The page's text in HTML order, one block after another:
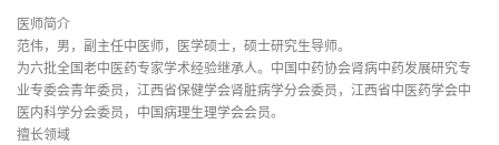
医师简介
范伟，男，副主任中医师，医学硕士，硕士研究生导师。
为六批全国老中医药专家学术经验继承人。中国中药协会肾病中药发展研究专
业专委会青年委员，江西省保健学会肾脏病学分会委员，江西省中医药学会中
医内科学分会委员，中国病理生理学会会员。
擅长领域